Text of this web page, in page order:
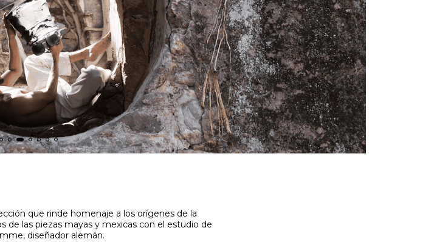
que rinde homenaje a los orígenes de la
de las piezas mayas y mexicas con el estudio de
diseñador alemán.